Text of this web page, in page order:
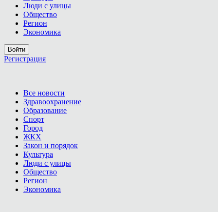
Люди с улицы
Общество
Регион
Экономика
Войти
Регистрация
Все новости
Здравоохранение
Образование
Спорт
Город
ЖКХ
Закон и порядок
Культура
Люди с улицы
Общество
Регион
Экономика